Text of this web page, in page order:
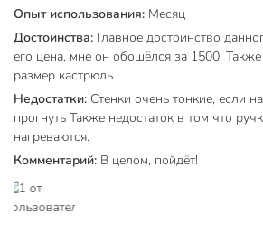
Есть ли антипригарное покрытие?
В этом наборе антипригарного
выполнена из прочной нержавеющей
механическим повреждениям и легко
Вы можете приобрести «Набор
сталь, 6 предметов, кастрюли 1.9, 2.9,
и другие товары в нашем интернет-
низким ценам и с бесплатным
Техническая информация
Опыт использования: Месяц
Достоинства: Главное достоинство
его цена, мне он обошёлся за 1500.
размер кастрюль
Недостатки: Стенки очень тонкие, если
прогнуть Также недостаток в том что
нагреваются.
Комментарий: В целом, пойдёт!